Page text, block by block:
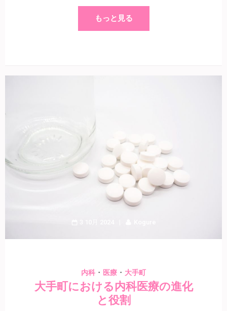
もっと見る
内科 ・ 医療 ・ 大手町
大手町における内科医療の進化
と役割